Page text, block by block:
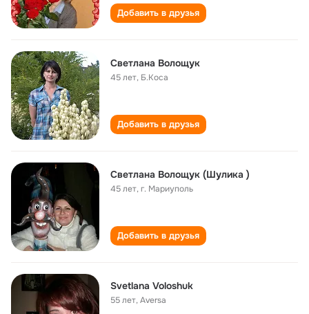
Добавить в друзья
Светлана Волощук
45 лет, Б.Коса
Добавить в друзья
Светлана Волощук (Шулика )
45 лет,г. Мариуполь
Добавить в друзья
Svetlana Voloshuk
55 лет,Aversa